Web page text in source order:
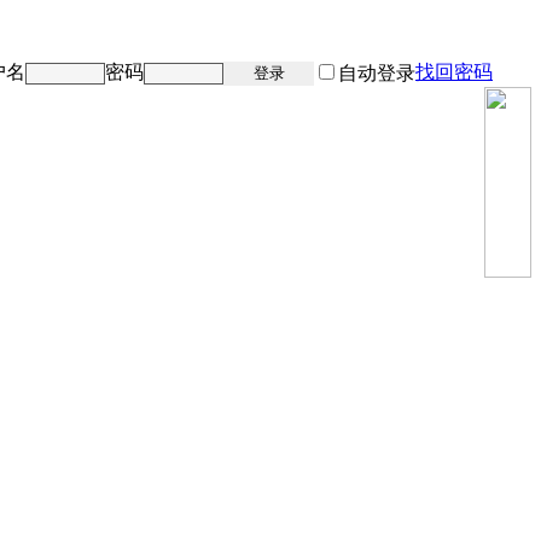
名 密码 登录 自动登录找回密码